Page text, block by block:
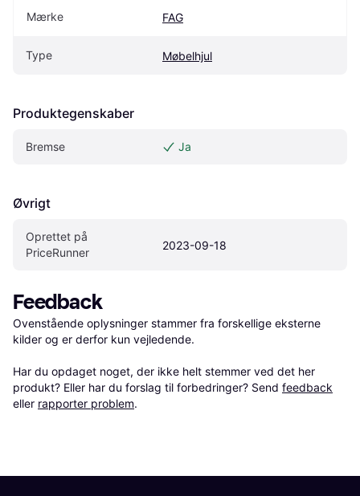
Mærke FAG
Type Møbelhjul
Produktegenskaber
Bremse Ja
Øvrigt
Oprettet på
PriceRunner
2023-09-18
Feedback
Ovenstående oplysninger stammer fra forskellige eksterne
kilder og er derfor kun vejledende.
Har du opdaget noget, der ikke helt stemmer ved det her
produkt? Eller har du forslag til forbedringer? Send feedback
eller rapporter problem.